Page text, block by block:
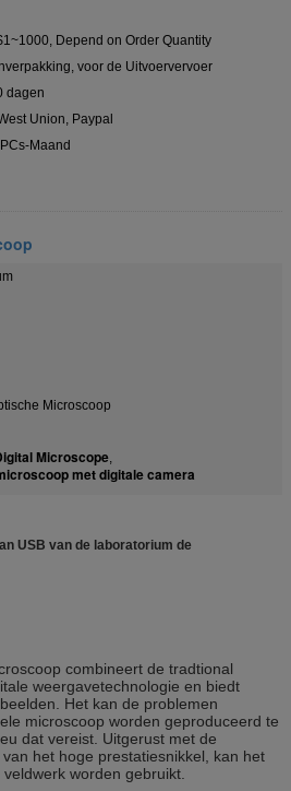
Depend on Order Quantity
voor de Uitvoervervoer
dagen
Union, Paypal
Maand
Microscoop
Microscope,
met digitale camera
USB van de laboratorium de
combineert de tradtional
weergavetechnologie en biedt
Het kan de problemen
microscoop worden geproduceerd te
dat vereist. Uitgerust met de
het hoge prestatiesnikkel, kan het
worden gebruikt.